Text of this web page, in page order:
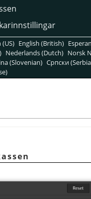
(US) English (British)
Nederlands (Dutch) Norsk
(Slovenian) Српски